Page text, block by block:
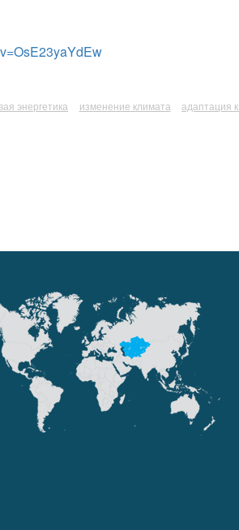
энергетика изменение климата адаптация